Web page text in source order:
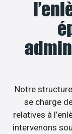
Notre
se charge
relatives à
intervenons